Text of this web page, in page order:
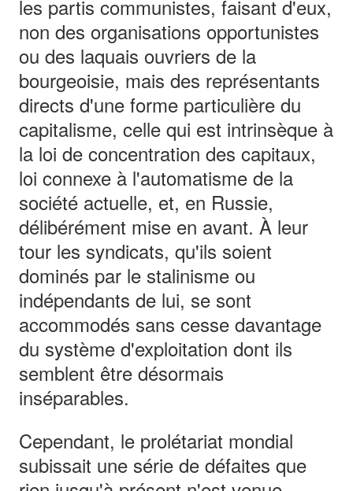
les partis communistes, faisant d'eux,
non des organisations opportunistes
ou des laquais ouvriers de la
bourgeoisie, mais des représentants
directs d'une forme particulière du
capitalisme, celle qui est intrinsèque à
la loi de concentration des capitaux,
loi connexe à l'automatisme de la
société actuelle, et, en Russie,
délibérément mise en avant. À leur
tour les syndicats, qu'ils soient
dominés par le stalinisme ou
indépendants de lui, se sont
accommodés sans cesse davantage
du système d'exploitation dont ils
semblent être désormais
inséparables.
Cependant, le prolétariat mondial
subissait une série de défaites que